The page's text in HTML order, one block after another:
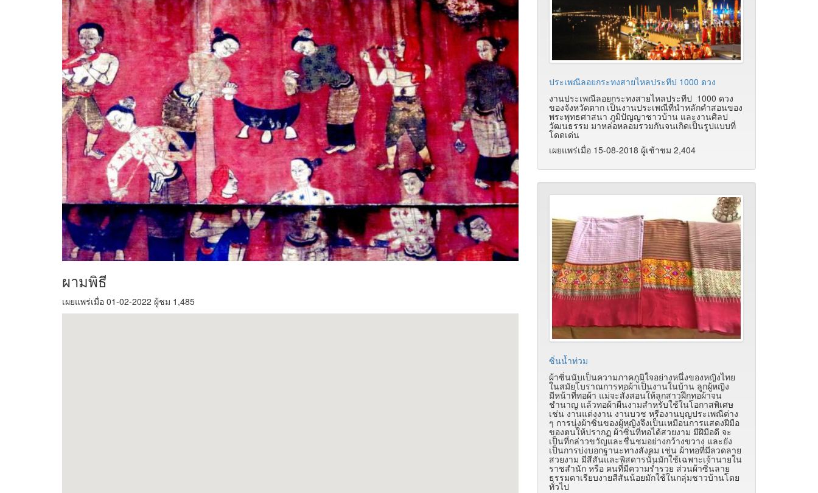
ผามพิธี
เผยแพร่เมื่อ 01-02-2022 ผู้ชม 1,485
ประเพณีลอยกระทงสายไหลประทีป 1000 ดวง
งานประเพณีลอยกระทงสายไหลประทีป 1000 ดวง
ของจังหวัดตาก เป็นงานประเพณีที่นำหลักคำสอนของ
พระพุทธศาสนา ภูมิปัญญาชาวบ้าน และงานศิลป
วัฒนธรรม มาหล่อหลอมรวมกันจนเกิดเป็นรูปแบบที่
โดดเด่น
เผยแพร่เมื่อ 15-08-2018 ผู้เช้าชม 2,404
ซิ่นน้ำท่วม
ผ้าซิ่นนับเป็นความภาคภูมิใจอย่างหนึ่งของหญิงไทย
ในสมัยโบราณการทอผ้าเป็นงานในบ้าน ลูกผู้หญิง
มีหน้าที่ทอผ้า แม่จะสั่งสอนให้ลูกสาวฝึกทอผ้าจน
ชำนาญ แล้วทอผ้าผืนงามสำหรับใช้ในโอกาสพิเศษ
เช่น งานแต่งงาน งานบวช หรืองานบุญประเพณีต่าง
ๆ การนุ่งผ้าซิ่นของผู้หญิงจึงเป็นเหมือนการแสดงฝีมือ
ของตนให้ปรากฏ ผ้าซิ่นที่ทอได้สวยงาม มีฝีมือดี จะ
เป็นที่กล่าวขวัญและชื่นชมอย่างกว้างขวาง และยัง
เป็นการบ่งบอกฐานะทางสังคม เช่น ผ้าทอที่มีลวดลาย
สวยงาม มีสีสันและพิสดารนั้นมักใช้เฉพาะเจ้านายใน
ราชสำนัก หรือ คนที่มีความร่ำรวย ส่วนผ้าซิ่นลาย
ธรรมดาเรียบงายสีสันน้อยมักใช้ในกลุ่มชาวบ้านโดย
ทั่วไป